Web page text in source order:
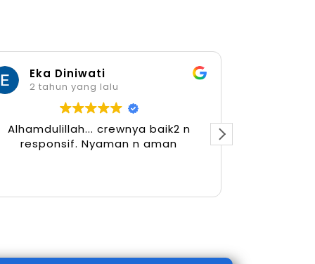
Eka Diniwati
2 tahun yang lalu
Alhamdulillah... crewnya baik2 n
responsif. Nyaman n aman